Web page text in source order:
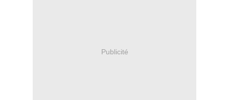
Publicité